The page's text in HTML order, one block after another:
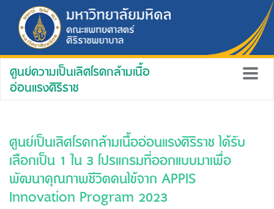
ศูนย์ความเป็นเลิศโรคกล้ามเนื้อ
อ่อนแรงศิริราช
ศูนย์เป็นเลิศโรคกล้ามเนื้ออ่อนแรงศิริราช ได้รับ
เลือกเป็น 1 ใน 3 โปรแกรมที่ออกแบบมาเพื่อ
พัฒนาคุณภาพชีวิตคนไข้จาก APPIS
Innovation Program 2023